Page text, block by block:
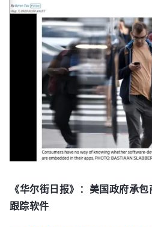
《华尔街日报》：美国政府承
跟踪软件